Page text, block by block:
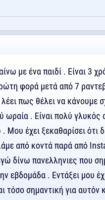
με ένα παιδί . Είναι 3
φορά μετά από 7
λέει πως θέλει να
ωραία . Είναι πολύ
έχει ξεκαθαρίσει ότι
από κοντά παρά από
δίνω πανελληνιες που
εβδομάδα . Εντάξει μου
τόσο σημαντική για